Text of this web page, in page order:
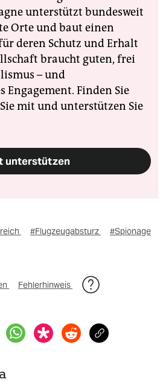
unterstützt bundesweit
Orte und baut einen
deren Schutz und Erhalt
braucht guten, frei
– und
Engagement. Finden Sie
mit und unterstützen Sie
unterstützen
#Flugzeugabsturz
#Spionage
Fehlerhinweis